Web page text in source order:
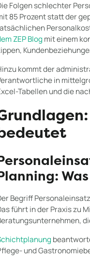
Folgen schlechter
85 Prozent statt der
ZEP Blog mit einem
kommt der
in
Tabellen und die
Begriff
führt in der Praxis zu
und